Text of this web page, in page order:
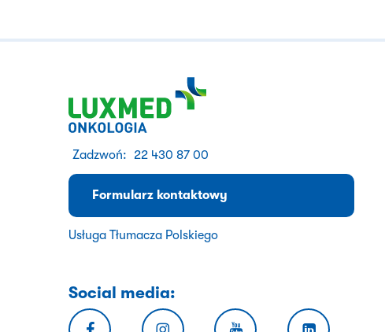
Zadzwoń: 22 430 87 00
Formularz kontaktowy
Usługa Tłumacza Polskiego
Social media: